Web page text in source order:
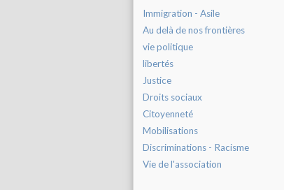
Immigration - Asile
Au delà de nos frontières
vie politique
libertés
Justice
Droits sociaux
Citoyenneté
Mobilisations
Discriminations - Racisme
Vie de l'association